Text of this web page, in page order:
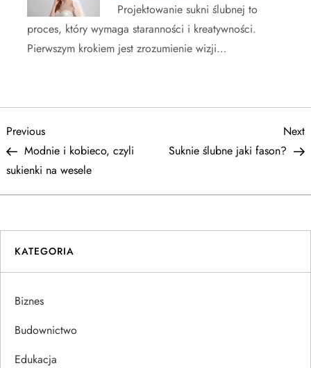
Projektowanie sukni ślubnej to
proces, który wymaga staranności i kreatywności.
Pierwszym krokiem jest zrozumienie wizji…
N
a
w
i
g
a
c
Previous
Post
Previous
Modnie i kobieco, czyli
sukienki na wesele
Next
Suknie ślubne jaki fason?
KATEGORIA
Biznes
Budownictwo
Edukacja